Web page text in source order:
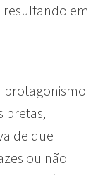
em
protagonismo
pretas,
de que
ou não